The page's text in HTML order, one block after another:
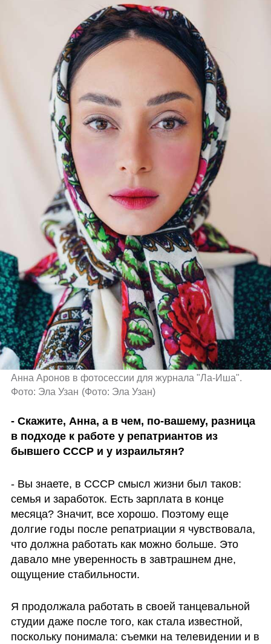
Анна Аронов в фотосессии для журнала "Ла-Иша".
Фото: Эла Узан (Фото: Эла Узан)
- Скажите, Анна, а в чем, по-вашему, разница
в подходе к работе у репатриантов из
бывшего СССР и у израильтян?
- Вы знаете, в СССР смысл жизни был таков:
семья и заработок. Есть зарплата в конце
месяца? Значит, все хорошо. Поэтому еще
долгие годы после репатриации я чувствовала,
что должна работать как можно больше. Это
давало мне уверенность в завтрашнем дне,
ощущение стабильности.
Я продолжала работать в своей танцевальной
студии даже после того, как стала известной,
поскольку понимала: съемки на телевидении и в